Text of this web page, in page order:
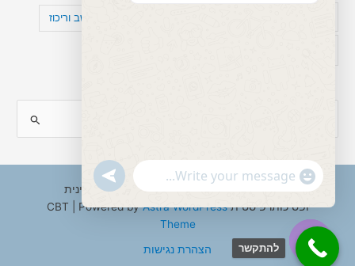
קומורבידיות להפרעת קשב וריכוז
a
c
f
Copyright © 2026 ענבל טננבאום - עו"ס קלינית
ופסיכותרפיסטית CBT | Powered byAstra WordPress
Theme
הצהרת נגישות
להתקשר
"+chaty_settings.lang.emoji_picker+"
WhatsApp
undefined